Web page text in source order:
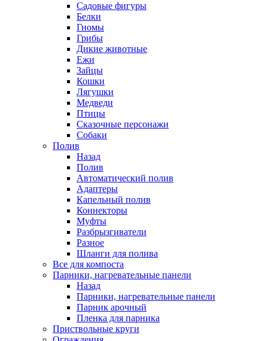
Садовые фигуры
Белки
Гномы
Грибы
Дикие животные
Ежи
Зайцы
Кошки
Лягушки
Медведи
Птицы
Сказочные персонажи
Собаки
Полив
Назад
Полив
Автоматический полив
Адаптеры
Капельный полив
Коннекторы
Муфты
Разбрызгиватели
Разное
Шланги для полива
Все для компоста
Парники, нагревательные панели
Назад
Парники, нагревательные панели
Парник арочный
Пленка для парника
Приствольные круги